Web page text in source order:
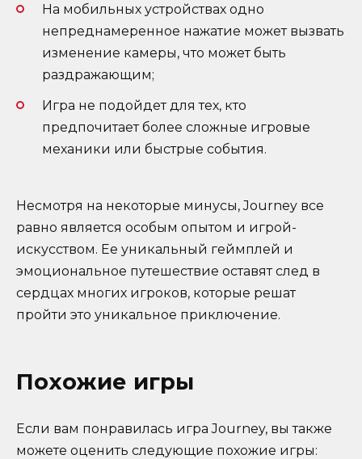
На мобильных устройствах одно
непреднамеренное нажатие может вызвать
изменение камеры, что может быть
раздражающим;
Игра не подойдет для тех, кто
предпочитает более сложные игровые
механики или быстрые события.
Несмотря на некоторые минусы, Journey все
равно является особым опытом и игрой-
искусством. Ее уникальный геймплей и
эмоциональное путешествие оставят след в
сердцах многих игроков, которые решат
пройти это уникальное приключение.
Похожие игры
Если вам понравилась игра Journey, вы также
можете оценить следующие похожие игры: